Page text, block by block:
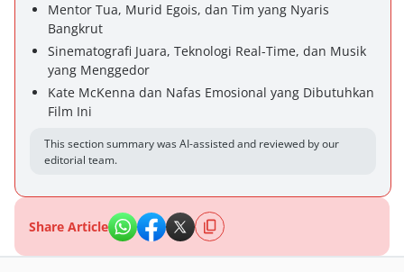
Mentor Tua, Murid Egois, dan Tim yang Nyaris
Bangkrut
Sinematografi Juara, Teknologi Real-Time, dan Musik
yang Menggedor
Kate McKenna dan Nafas Emosional yang Dibutuhkan
Film Ini
This section summary was AI-assisted and reviewed by our
editorial team.
Share Article